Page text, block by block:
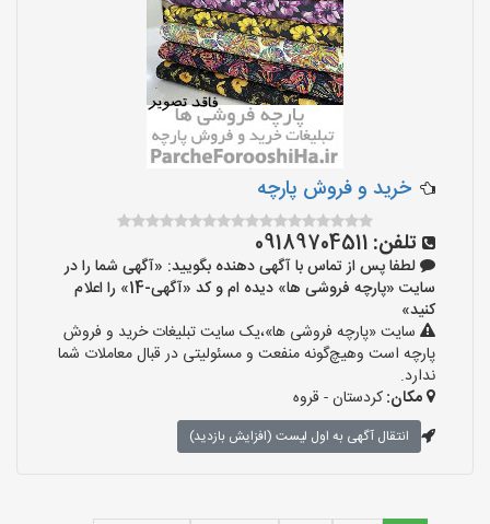
خرید و فروش پارچه
تلفن: 09189704511
لطفا پس از تماس با آگهی دهنده بگویید: «آگهی شما را در
سایت «پارچه فروشی ها» دیده ام و کد «آگهی-14» را اعلام
کنید»
سایت «پارچه فروشی ها»،یک سایت تبلیغات خرید و فروش
پارچه است وهیچ‌گونه منفعت و مسئولیتی در قبال معاملات شما
ندارد.
مکان:کردستان - قروه
انتقال آگهی به اول لیست (افزایش بازدید)